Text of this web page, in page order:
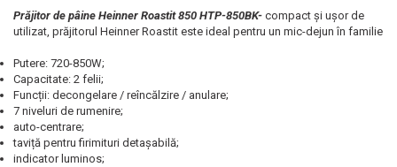
Prăjitor de pâine Heinner Roastit 850 HTP-850BK- compact și ușor de
utilizat, prăjitorul Heinner Roastit este ideal pentru un mic-dejun în familie
Putere: 720-850W;
Capacitate: 2 felii;
Funcții: decongelare / reîncălzire / anulare;
7 niveluri de rumenire;
auto-centrare;
taviță pentru firimituri detașabilă;
indicator luminos;